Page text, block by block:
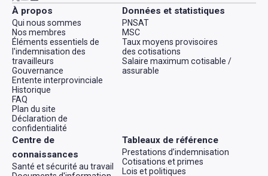
À propos
Qui nous sommes
Nos membres
Éléments essentiels de
l'indemnisation des
travailleurs
Gouvernance
Entente interprovinciale
Historique
FAQ
Plan du site
Déclaration de
confidentialité
Données et statistiques
PNSAT
MSC
Taux moyens provisoires
des cotisations
Salaire maximum cotisable /
assurable
Centre de
connaissances
Santé et sécurité au travail
Tableaux de référence
Prestations d’indemnisation
Cotisations et primes
Lois et politiques